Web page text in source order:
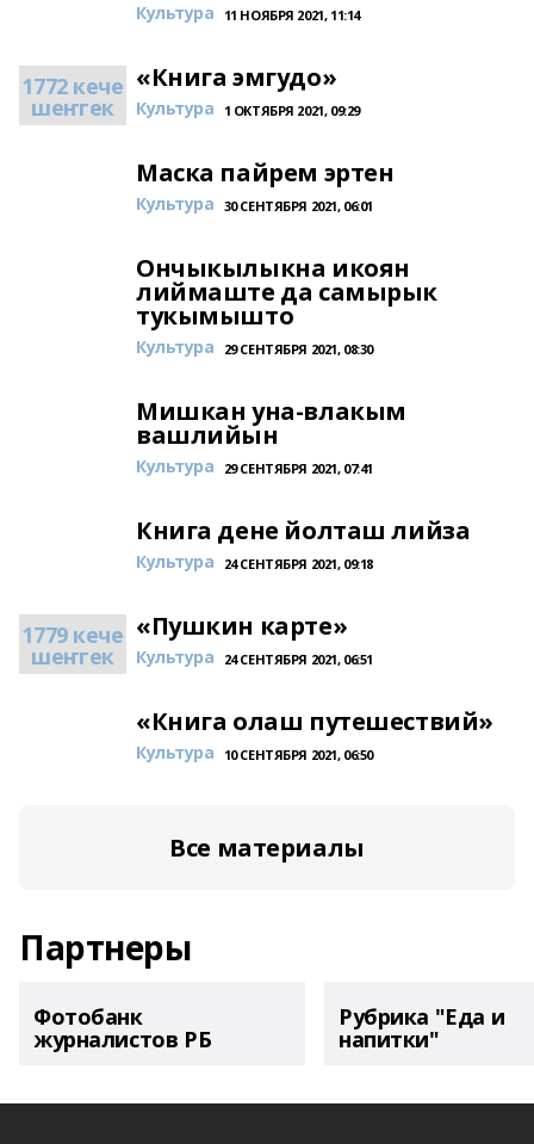
Культура 11 НОЯБРЯ 2021, 11:14
1772 кече
шеҥгек
«Книга эмгудо»
Культура 1 ОКТЯБРЯ 2021, 09:29
Маска пайрем эртен
Культура 30 СЕНТЯБРЯ 2021, 06:01
Ончыкылыкна икоян
лиймаште да самырык
тукымышто
Культура 29 СЕНТЯБРЯ 2021, 08:30
Мишкан уна-влакым
вашлийын
Культура 29 СЕНТЯБРЯ 2021, 07:41
Книга дене йолташ лийза
Культура 24 СЕНТЯБРЯ 2021, 09:18
1779 кече
шеҥгек
«Пушкин карте»
Культура 24 СЕНТЯБРЯ 2021, 06:51
«Книга олаш путешествий»
Культура 10 СЕНТЯБРЯ 2021, 06:50
Все материалы
Партнеры
Фотобанк
журналистов РБ
Рубрика "Еда и
напитки"